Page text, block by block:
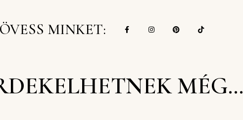
MINKET:
MÉG…